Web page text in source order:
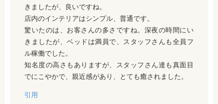
きましたが、良いですね。
店内のインテリアはシンプル、普通です。
驚いたのは、お客さんの多さですね。深夜の時間にい
きましたが、ベッドは満員で、スタッフさんも全員フ
ル稼働でした。
知名度の高さもありますが、スタッフさん達も真面目
でにこやかで、親近感があり、とても癒されました。
引用